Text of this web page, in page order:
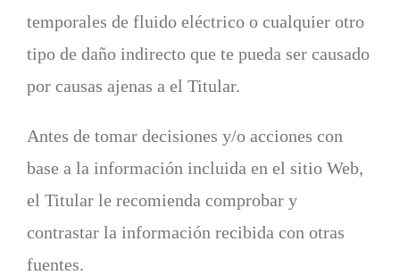
temporales de fluido eléctrico o cualquier otro
tipo de daño indirecto que te pueda ser causado
por causas ajenas a el Titular.
Antes de tomar decisiones y/o acciones con
base a la información incluida en el sitio Web,
el Titular le recomienda comprobar y
contrastar la información recibida con otras
fuentes.